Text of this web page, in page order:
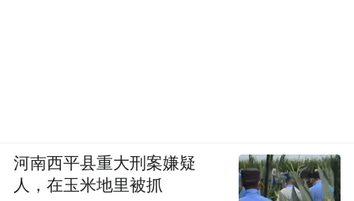
河南西平县重大刑案嫌疑
人，在玉米地里被抓